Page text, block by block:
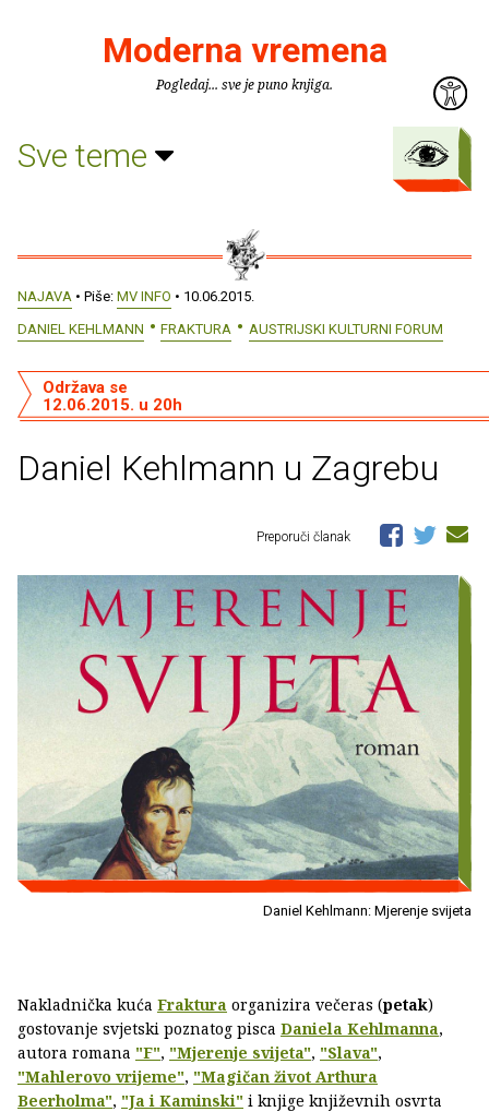
Moderna vremena
Pogledaj... sve je puno knjiga.
Sve teme
NAJAVA • Piše: MV INFO • 10.06.2015.
DANIEL KEHLMANN
FRAKTURA AUSTRIJSKI KULTURNI FORUM
Daniel Kehlmann u Zagrebu
Održava se
12.06.2015. u 20h
Preporuči članak
Daniel Kehlmann: Mjerenje svijeta
Nakladnička kuća Fraktura organizira večeras (petak)
gostovanje svjetski poznatog pisca Daniela Kehlmanna,
autora romana "F", "Mjerenje svijeta", "Slava",
"Mahlerovo vrijeme", "Magičan život Arthura
Beerholma", "Ja i Kaminski" i knjige književnih osvrta